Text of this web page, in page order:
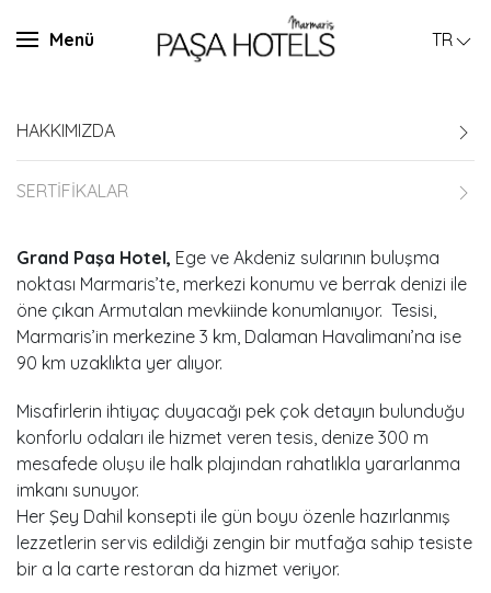
Menü TR
HAKKIMIZDA
SERTİFİKALAR
Grand Paşa Hotel, Ege ve Akdeniz sularının buluşma
noktası Marmaris’te, merkezi konumu ve berrak denizi ile
öne çıkan Armutalan mevkiinde konumlanıyor. Tesisi,
Marmaris’in merkezine 3 km, Dalaman Havalimanı’na ise
90 km uzaklıkta yer alıyor.
Misafirlerin ihtiyaç duyacağı pek çok detayın bulunduğu
konforlu odaları ile hizmet veren tesis, denize 300 m
mesafede oluşu ile halk plajından rahatlıkla yararlanma
imkanı sunuyor.
Her Şey Dahil konsepti ile gün boyu özenle hazırlanmış
lezzetlerin servis edildiği zengin bir mutfağa sahip tesiste
bir a la carte restoran da hizmet veriyor.